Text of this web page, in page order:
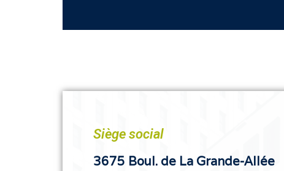
Siège social
3675 Boul. de La Grande-Allée